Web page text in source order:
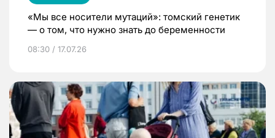
«Мы все носители мутаций»: томский генетик
— о том, что нужно знать до беременности
08:30 / 17.07.26